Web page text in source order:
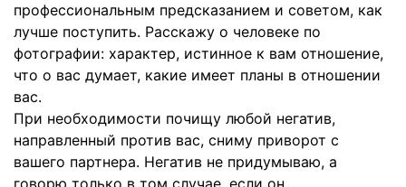
профессиональным предсказанием и советом, как
лучше поступить. Расскажу о человеке по
фотографии: характер, истинное к вам отношение,
что о вас думает, какие имеет планы в отношении
вас.
При необходимости почищу любой негатив,
направленный против вас, сниму приворот с
вашего партнера. Негатив не придумываю, а
говорю только в том случае, если он